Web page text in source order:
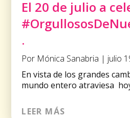
El 20 de julio a
.
Por Mónica Sanabria | julio
En vista de los grandes
mundo entero atraviesa
LEER MÁS